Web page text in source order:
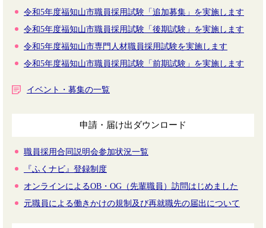
令和5年度福知山市職員採用試験「追加募集」を実施します
令和5年度福知山市職員採用試験「後期試験」を実施します
令和5年度福知山市専門人材職員採用試験を実施します
令和5年度福知山市職員採用試験「前期試験」を実施します
イベント・募集の一覧
申請・届け出ダウンロード
職員採用合同説明会参加状況一覧
『ふくナビ』登録制度
オンラインによるOB・OG（先輩職員）訪問はじめました
元職員による働きかけの規制及び再就職先の届出について